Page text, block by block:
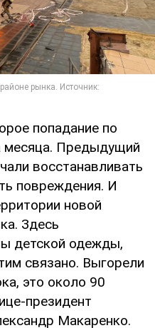
попадание по
месяца. Предыдущий
восстанавливать
повреждения. И
новой
Здесь
детской одежды,
связано. Выгорели
это около 90
президент
Макаренко.